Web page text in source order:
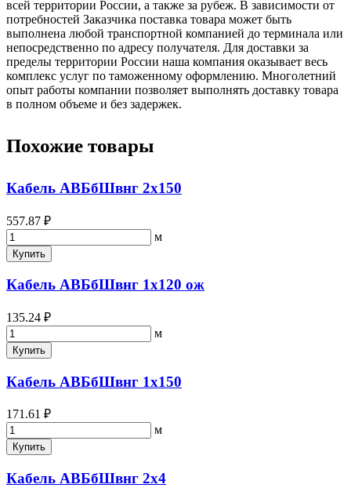
всей территории России, а также за рубеж. В зависимости от
потребностей Заказчика поставка товара может быть
выполнена любой транспортной компанией до терминала или
непосредственно по адресу получателя. Для доставки за
пределы территории России наша компания оказывает весь
комплекс услуг по таможенному оформлению. Многолетний
опыт работы компании позволяет выполнять доставку товара
в полном объеме и без задержек.
Похожие товары
Кабель АВБбШвнг 2х150
557.87 ₽
м
Купить
Кабель АВБбШвнг 1х120 ож
135.24 ₽
м
Купить
Кабель АВБбШвнг 1х150
171.61 ₽
м
Купить
Кабель АВБбШвнг 2х4